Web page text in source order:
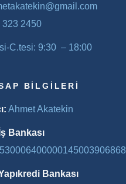
323 2450
C.tesi: 9:30 – 18:00
BILGILERI
Ahmet Akatekin
Bankası
Bankası